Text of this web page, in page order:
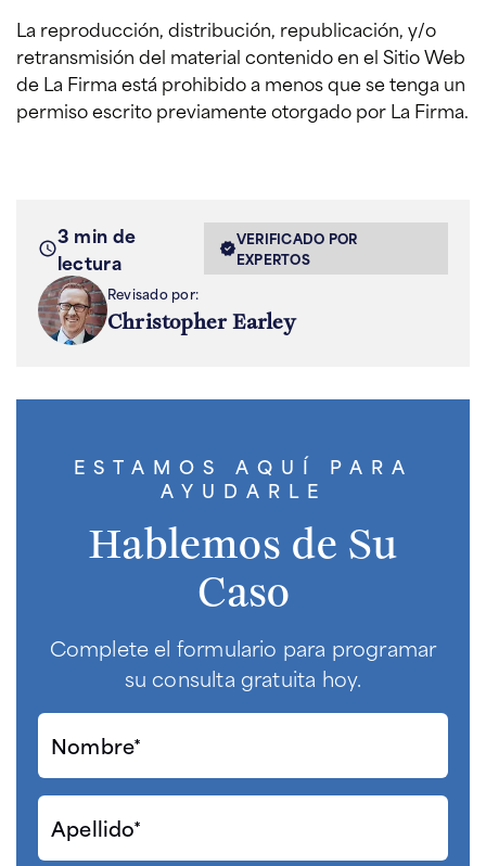
La reproducción, distribución, republicación, y/o
retransmisión del material contenido en el Sitio Web
de La Firma está prohibido a menos que se tenga un
permiso escrito previamente otorgado por La Firma.
3 min de
lectura
VERIFICADO POR
EXPERTOS
Revisado por:
Christopher Earley
ESTAMOS AQUÍ PARA
AYUDARLE
Hablemos de Su
Caso
Complete el formulario para programar
su consulta gratuita hoy.
Nombre*
(Required)
Apellido*
(Required)